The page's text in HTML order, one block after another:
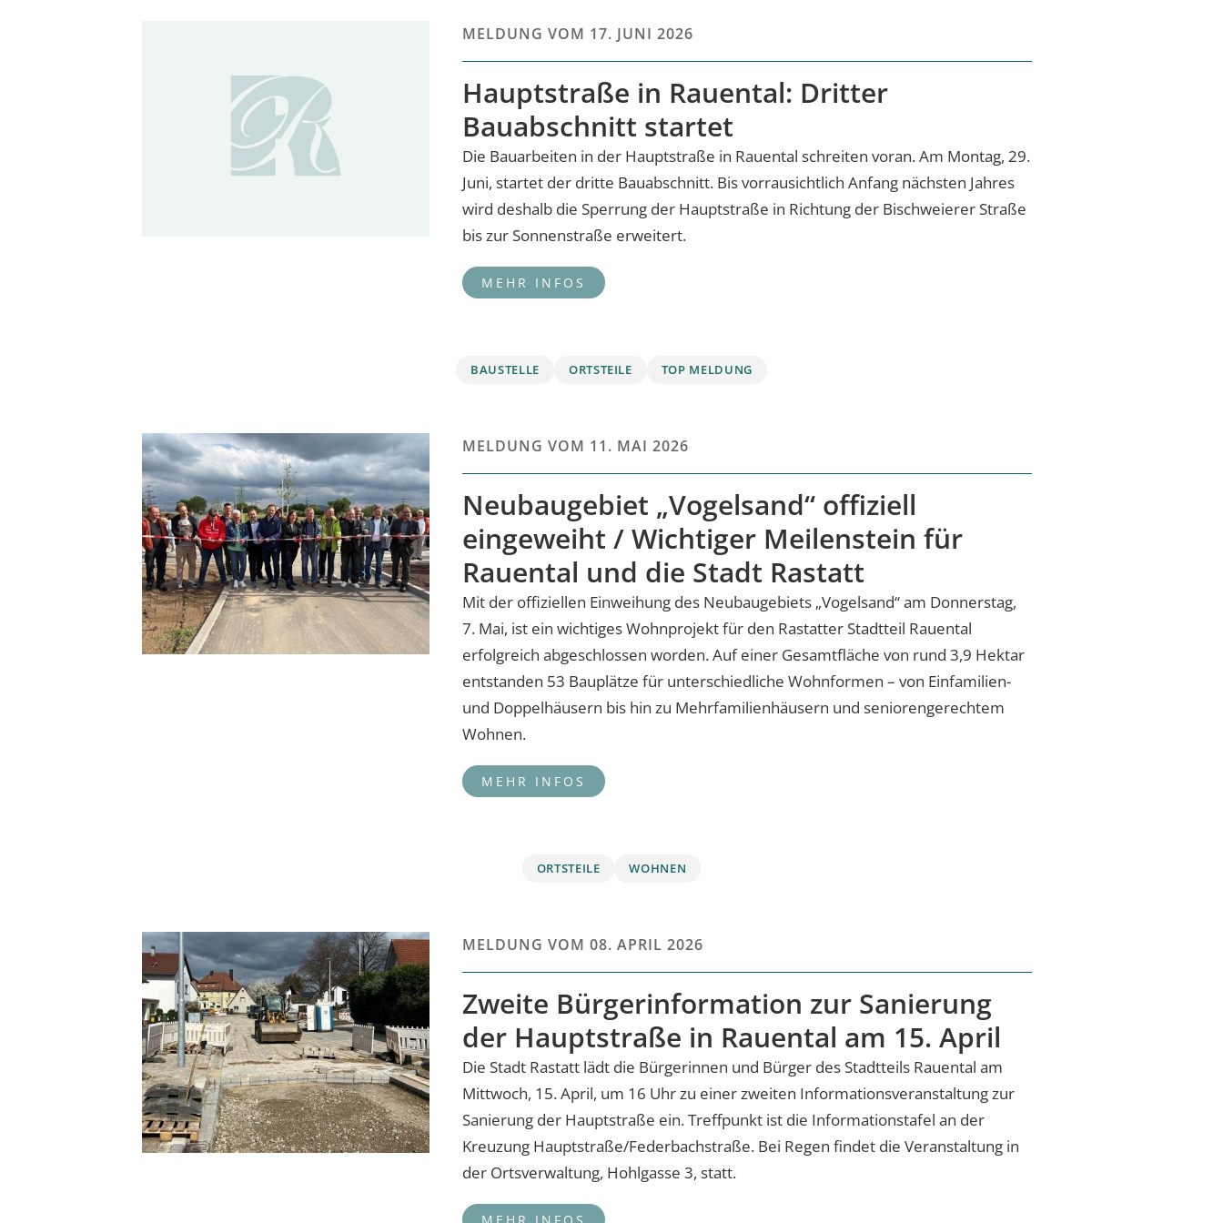
MELDUNG VOM 17. JUNI 2026
Hauptstraße in Rauental: Dritter
Bauabschnitt startet
Die Bauarbeiten in der Hauptstraße in Rauental schreiten voran. Am Montag, 29.
Juni, startet der dritte Bauabschnitt. Bis vorrausichtlich Anfang nächsten Jahres
wird deshalb die Sperrung der Hauptstraße in Richtung der Bischweierer Straße
bis zur Sonnenstraße erweitert.
BAUSTELLE ORTSTEILE TOP MELDUNG
MELDUNG VOM 11. MAI 2026
Neubaugebiet „Vogelsand“ offiziell
eingeweiht / Wichtiger Meilenstein für
Rauental und die Stadt Rastatt
Mit der offiziellen Einweihung des Neubaugebiets „Vogelsand“ am Donnerstag,
7. Mai, ist ein wichtiges Wohnprojekt für den Rastatter Stadtteil Rauental
erfolgreich abgeschlossen worden. Auf einer Gesamtfläche von rund 3,9 Hektar
entstanden 53 Bauplätze für unterschiedliche Wohnformen – von Einfamilien-
und Doppelhäusern bis hin zu Mehrfamilienhäusern und seniorengerechtem
Wohnen.
ORTSTEILE WOHNEN
MELDUNG VOM 08. APRIL 2026
Zweite Bürgerinformation zur Sanierung
der Hauptstraße in Rauental am 15. April
Die Stadt Rastatt lädt die Bürgerinnen und Bürger des Stadtteils Rauental am
Mittwoch, 15. April, um 16 Uhr zu einer zweiten Informationsveranstaltung zur
Sanierung der Hauptstraße ein. Treffpunkt ist die Informationstafel an der
Kreuzung Hauptstraße/Federbachstraße. Bei Regen findet die Veranstaltung in
der Ortsverwaltung, Hohlgasse 3, statt.